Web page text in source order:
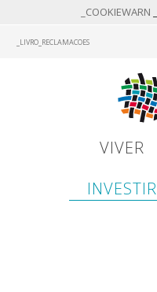
_COOKIEWARN
_LIVRO_RECLAMACOES
VIVER
INVESTIR